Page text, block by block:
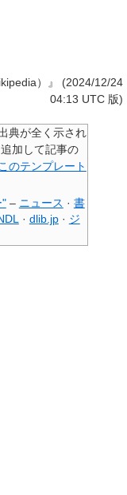
）』 (2024/12/24
04:13 UTC 版)
典が全く示され
加して記事の
このテンプレート
"– ニュース · 書
· dlib.jp · ジ